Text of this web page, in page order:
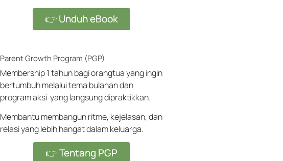
👉 Unduh eBook
Parent Growth Program (PGP)
Membership 1 tahun bagi orangtua yang ingin
bertumbuh melalui tema bulanan dan
program aksi yang langsung dipraktikkan.
Membantu membangun ritme, kejelasan, dan
relasi yang lebih hangat dalam keluarga.
👉 Tentang PGP